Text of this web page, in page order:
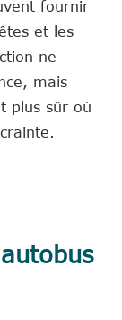
fournir
et les
ne
mais
plus sûr où